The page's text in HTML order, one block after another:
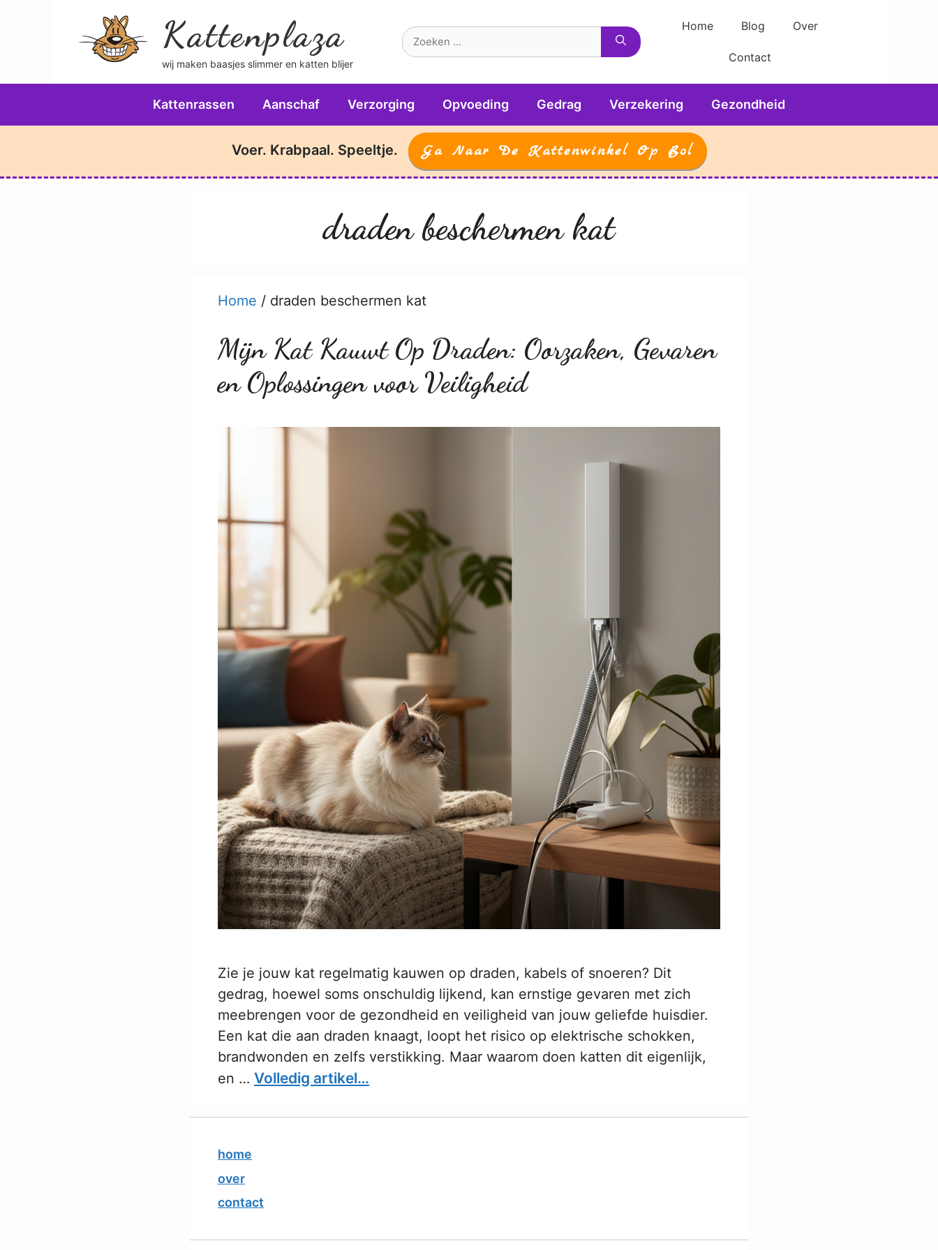
Kattenplaza
wij maken baasjes slimmer en katten blijer
Home Blog Over
Contact
Kattenrassen Aanschaf Verzorging Opvoeding Gedrag Verzekering Gezondheid
Voer. Krabpaal. Speeltje. Ga Naar De Kattenwinkel Op Bol
draden beschermen kat
Home / draden beschermen kat
Mijn Kat Kauwt Op Draden: Oorzaken, Gevaren
en Oplossingen voor Veiligheid
Zie je jouw kat regelmatig kauwen op draden, kabels of snoeren? Dit
gedrag, hoewel soms onschuldig lijkend, kan ernstige gevaren met zich
meebrengen voor de gezondheid en veiligheid van jouw geliefde huisdier.
Een kat die aan draden knaagt, loopt het risico op elektrische schokken,
brandwonden en zelfs verstikking. Maar waarom doen katten dit eigenlijk,
en … Volledig artikel…
home
over
contact